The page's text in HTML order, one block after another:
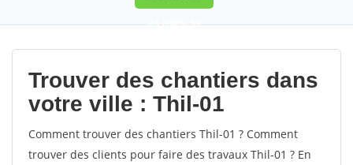
9,5(100%)59
votes
Trouver des chantiers dans
votre ville : Thil-01
Comment trouver des chantiers Thil-01 ? Comment
trouver des clients pour faire des travaux Thil-01 ? En